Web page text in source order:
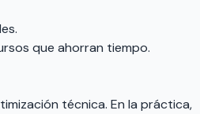
que ahorran tiempo.
técnica. En la práctica,